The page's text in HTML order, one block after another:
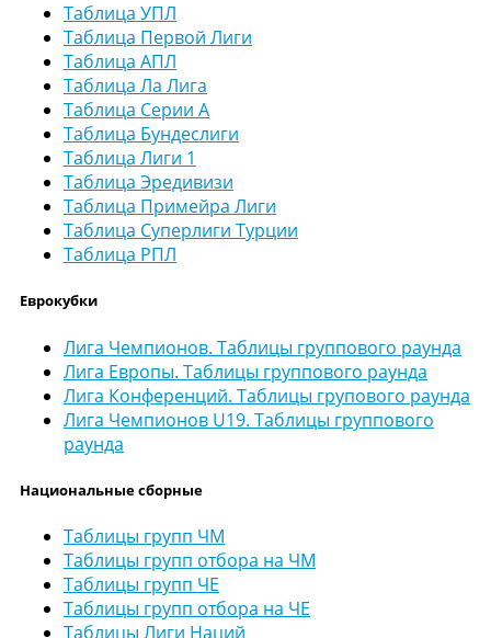
Таблица УПЛ
Таблица Первой Лиги
Таблица АПЛ
Таблица Ла Лига
Таблица Серии А
Таблица Бундеслиги
Таблица Лиги 1
Таблица Эредивизи
Таблица Примейра Лиги
Таблица Суперлиги Турции
Таблица РПЛ
Еврокубки
Лига Чемпионов. Таблицы группового раунда
Лига Европы. Таблицы группового раунда
Лига Конференций. Таблицы групового раунда
Лига Чемпионов U19. Таблицы группового
раунда
Национальные сборные
Таблицы групп ЧМ
Таблицы групп отбора на ЧМ
Таблицы групп ЧЕ
Таблицы групп отбора на ЧЕ
Таблицы Лиги Наций